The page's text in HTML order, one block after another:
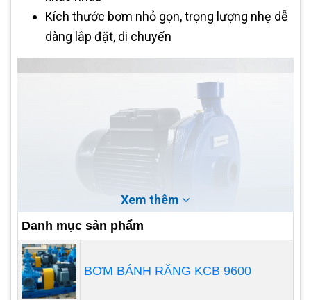
Kích thước bơm nhỏ gọn, trọng lượng nhẹ dễ
dàng lắp đặt, di chuyển
Ưu điểm:
Xem thêm
Danh mục sản phẩm
BƠM BÁNH RĂNG KCB 9600